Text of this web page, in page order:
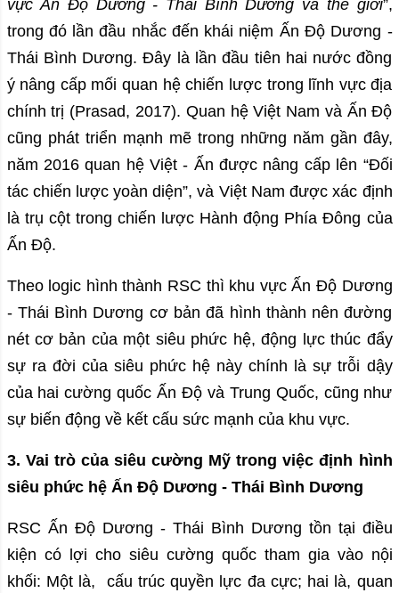
vực Ấn Độ Dương - Thái Bình Dương và thế giới”,
trong đó lần đầu nhắc đến khái niệm Ấn Độ Dương -
Thái Bình Dương. Đây là lần đầu tiên hai nước đồng
ý nâng cấp mối quan hệ chiến lược trong lĩnh vực địa
chính trị (Prasad, 2017). Quan hệ Việt Nam và Ấn Độ
cũng phát triển mạnh mẽ trong những năm gần đây,
năm 2016 quan hệ Việt - Ấn được nâng cấp lên “Đối
tác chiến lược yoàn diện”, và Việt Nam được xác định
là trụ cột trong chiến lược Hành động Phía Đông của
Ấn Độ.
Theo logic hình thành RSC thì khu vực Ấn Độ Dương
- Thái Bình Dương cơ bản đã hình thành nên đường
nét cơ bản của một siêu phức hệ, động lực thúc đẩy
sự ra đời của siêu phức hệ này chính là sự trỗi dậy
của hai cường quốc Ấn Độ và Trung Quốc, cũng như
sự biến động về kết cấu sức mạnh của khu vực.
3. Vai trò của siêu cường Mỹ trong việc định hình
siêu phức hệ Ấn Độ Dương - Thái Bình Dương
RSC Ấn Độ Dương - Thái Bình Dương tồn tại điều
kiện có lợi cho siêu cường quốc tham gia vào nội
khối: Một là, cấu trúc quyền lực đa cực; hai là, quan